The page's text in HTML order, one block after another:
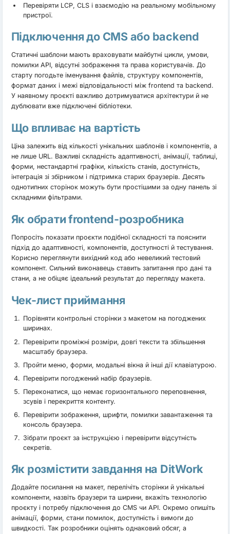
Перевіряти LCP, CLS і взаємодію на реальному мобільному
пристрої.
Підключення до CMS або backend
Статичні шаблони мають враховувати майбутні цикли, умови,
помилки API, відсутні зображення та права користувачів. До
старту погодьте іменування файлів, структуру компонентів,
формат даних і межі відповідальності між frontend та backend.
У наявному проєкті важливо дотримуватися архітектури й не
дублювати вже підключені бібліотеки.
Що впливає на вартість
Ціна залежить від кількості унікальних шаблонів і компонентів, а
не лише URL. Важливі складність адаптивності, анімації, таблиці,
форми, нестандартні графіки, кількість станів, доступність,
інтеграція зі збірником і підтримка старих браузерів. Десять
однотипних сторінок можуть бути простішими за одну панель зі
складними фільтрами.
Як обрати frontend-розробника
Попросіть показати проєкти подібної складності та пояснити
підхід до адаптивності, компонентів, доступності й тестування.
Корисно переглянути вихідний код або невеликий тестовий
компонент. Сильний виконавець ставить запитання про дані та
стани, а не обіцяє ідеальний результат до перегляду макета.
Чек-лист приймання
Порівняти контрольні сторінки з макетом на погоджених
ширинах.
Перевірити проміжні розміри, довгі тексти та збільшення
масштабу браузера.
Пройти меню, форми, модальні вікна й інші дії клавіатурою.
Перевірити погоджений набір браузерів.
Переконатися, що немає горизонтального переповнення,
зсувів і перекриття контенту.
Перевірити зображення, шрифти, помилки завантаження та
консоль браузера.
Зібрати проєкт за інструкцією і перевірити відсутність
секретів.
Як розмістити завдання на DitWork
Додайте посилання на макет, перелічіть сторінки й унікальні
компоненти, назвіть браузери та ширини, вкажіть технологію
проєкту і потребу підключення до CMS чи API. Окремо опишіть
анімації, форми, стани помилок, доступність і вимоги до
швидкості. Так розробники оцінять однаковий обсяг, а